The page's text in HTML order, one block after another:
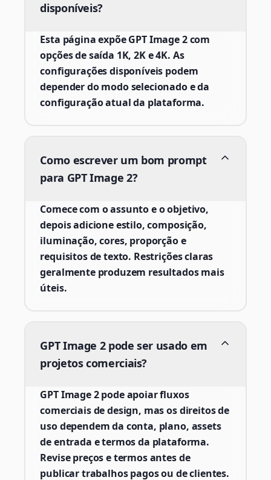
disponíveis?
Esta página expõe GPT Image 2 com
opções de saída 1K, 2K e 4K. As
configurações disponíveis podem
depender do modo selecionado e da
configuração atual da plataforma.
Como escrever um bom prompt
para GPT Image 2?
Comece com o assunto e o objetivo,
depois adicione estilo, composição,
iluminação, cores, proporção e
requisitos de texto. Restrições claras
geralmente produzem resultados mais
úteis.
GPT Image 2 pode ser usado em
projetos comerciais?
GPT Image 2 pode apoiar fluxos
comerciais de design, mas os direitos de
uso dependem da conta, plano, assets
de entrada e termos da plataforma.
Revise preços e termos antes de
publicar trabalhos pagos ou de clientes.